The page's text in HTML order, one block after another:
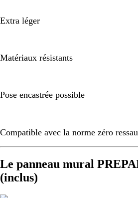
Extra léger
Matériaux résistants
Pose encastrée possible
Compatible avec la norme zéro
Le panneau mural
(inclus)